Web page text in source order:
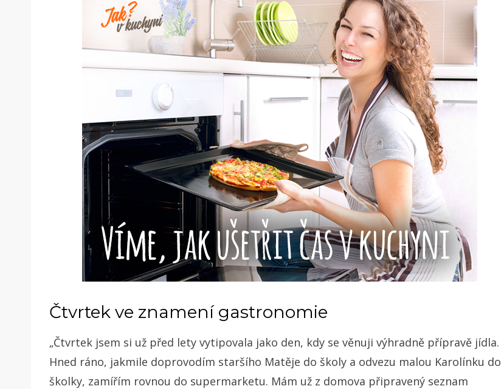
Čtvrtek ve znamení gastronomie
„Čtvrtek jsem si už před lety vytipovala jako den, kdy se věnuji výhradně přípravě jídla.
Hned ráno, jakmile doprovodím staršího Matěje do školy a odvezu malou Karolínku do
školky, zamířím rovnou do supermarketu. Mám už z domova připravený seznam